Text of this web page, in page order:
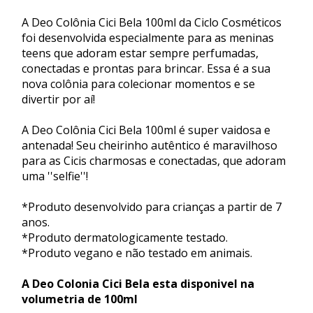
A Deo Colônia Cici Bela 100ml da Ciclo Cosméticos
foi desenvolvida especialmente para as meninas
teens que adoram estar sempre perfumadas,
conectadas e prontas para brincar. Essa é a sua
nova colônia para colecionar momentos e se
divertir por aí!
A Deo Colônia Cici Bela 100ml é super vaidosa e
antenada! Seu cheirinho autêntico é maravilhoso
para as Cicis charmosas e conectadas, que adoram
uma ''selfie''!
*Produto desenvolvido para crianças a partir de 7
anos.
*Produto dermatologicamente testado.
*Produto vegano e não testado em animais.
A Deo Colonia Cici Bela esta disponivel na
volumetria de 100ml